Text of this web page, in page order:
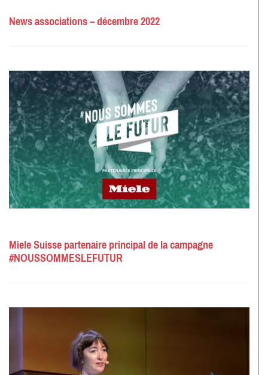
News associations – décembre 2022
Miele Suisse partenaire principal de la campagne
#NOUSSOMMESLEFUTUR